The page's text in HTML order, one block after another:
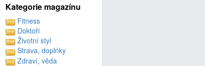
Kategorie magazínu
Fitness
Doktoři
Životní styl
Strava, doplńky
Zdraví, věda